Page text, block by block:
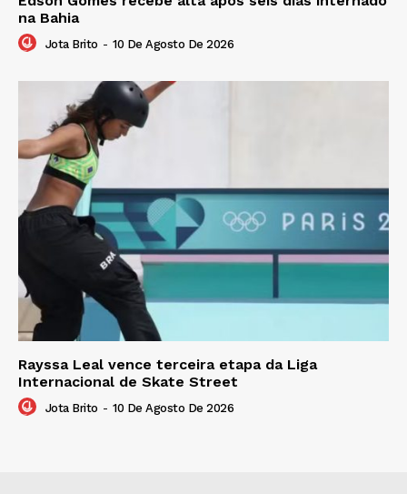
na Bahia
Jota Brito - 10 De Agosto De 2026
Rayssa Leal vence terceira etapa da Liga
Internacional de Skate Street
Jota Brito - 10 De Agosto De 2026